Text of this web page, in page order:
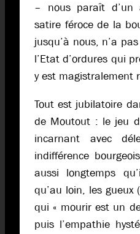
– nous paraît
satire féroce de la
jusqu’à nous, n’a
l’Etat d’ordures qui
y est magistralement
Tout est jubilatoire
de Moutout : le jeu
incarnant avec
indifférence
aussi longtemps
qu’au loin, les
qui « mourir est un
puis l’empathie